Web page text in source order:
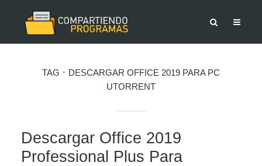
TAG
DESCARGAR OFFICE 2019 PARA PC
UTORRENT
Descargar Office 2019
Professional Plus Para